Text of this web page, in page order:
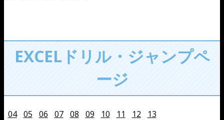
EXCELドリル・ジャンプペ
ージ
04 05 06 07 08 09 10 11 12
13